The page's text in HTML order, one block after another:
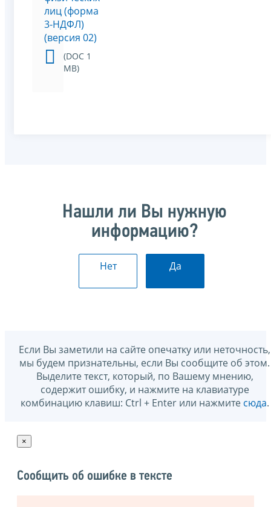
лиц (форма
3-НДФЛ)
(версия 02)
(DOC 1
MB)
Нашли ли Вы нужную
информацию?
Нет Да
Если Вы заметили на сайте опечатку или неточность,
мы будем признательны, если Вы сообщите об этом.
Выделите текст, который, по Вашему мнению,
содержит ошибку, и нажмите на клавиатуре
комбинацию клавиш: Ctrl + Enter или нажмите сюда.
×
Сообщить об ошибке в тексте